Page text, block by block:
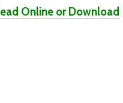
Online or Download